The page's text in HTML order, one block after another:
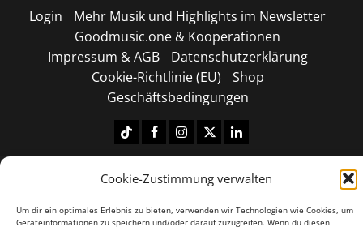
Cookie-Zustimmung verwalten
Um dir ein optimales Erlebnis zu bieten, verwenden wir Technologien wie Cookies, um
Geräteinformationen zu speichern und/oder darauf zuzugreifen. Wenn du diesen
Login
Mehr Musik und Highlights im Newsletter
Goodmusic.one & Kooperationen
Impressum & AGB
Datenschutzerklärung
Cookie-Richtlinie (EU)
Shop
Geschäftsbedingungen
TiktokFacebook
Instagram
X LinkedIN
Copyright © 2026 All rights reserved.|MoreNews
by